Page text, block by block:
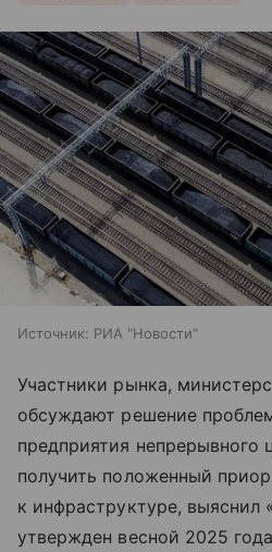
Источник: РИА "Новости"
Участники рынка,
обсуждают решение
предприятия
получить положенный
к инфраструктуре,
утвержден весной 2025